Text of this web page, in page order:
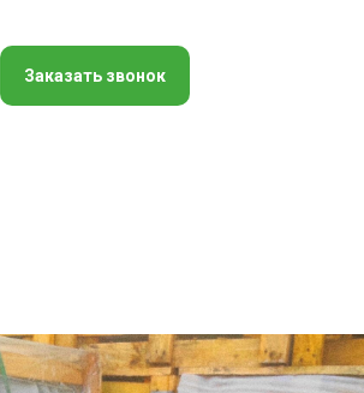
Заказать звонок